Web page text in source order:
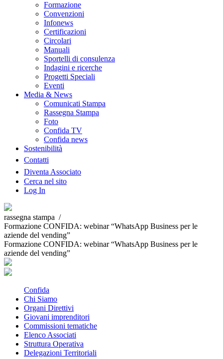
Formazione
Convenzioni
Infonews
Certificazioni
Circolari
Manuali
Sportelli di consulenza
Indagini e ricerche
Progetti Speciali
Eventi
Media & News
Comunicati Stampa
Rassegna Stampa
Foto
Confida TV
Confida news
Sostenibilità
Contatti
Diventa Associato
Cerca nel sito
Log In
rassegna stampa /
Formazione CONFIDA: webinar “WhatsApp Business per le
aziende del vending”
Formazione CONFIDA: webinar “WhatsApp Business per le
aziende del vending”
Confida
Chi Siamo
Organi Direttivi
Giovani imprenditori
Commissioni tematiche
Elenco Associati
Struttura Operativa
Delegazioni Territoriali